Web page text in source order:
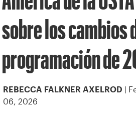
sobre los cambios
programación de
REBECCA FALKNER AXELROD
|
06, 2026